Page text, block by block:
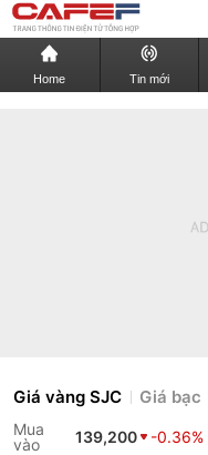
Home Tin mới
Giá vàng SJC Giá bạc
Mua
vào
139,200
-0.36%